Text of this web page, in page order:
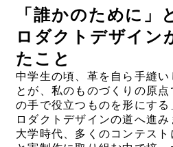
「誰かのために」
ロダクトデザイン
たこと
中学生の頃、革を自ら手縫い
とが、私のものづくりの原
の手で役立つものを形にす
ロダクトデザインの道へ進み
大学時代、多くのコンテス